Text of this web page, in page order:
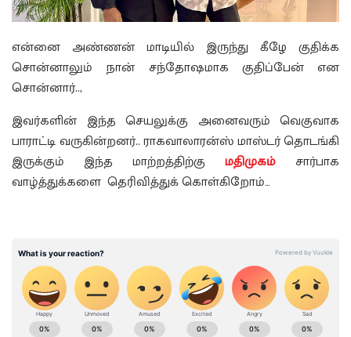
என்னை அண்ணன் மாடியில் இருந்து கீழே குதிக்க
சொன்னாலும் நான் சந்தோஷமாக குதிப்பேன் என
சொன்னார்..,
இவர்களின் இந்த செயலுக்கு அனைவரும் வெகுவாக
பாராட்டி வருகின்றனர்.. ராகவாலாரன்ஸ் மாஸ்டர் தொடங்கி
இருக்கும் இந்த மாற்றத்திற்கு மதிமுகம்
சார்பாக
வாழ்த்துக்களை தெரிவித்துக் கொள்கிறோம்…